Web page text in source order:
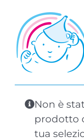
contenuto
Non è
prodotto
tua